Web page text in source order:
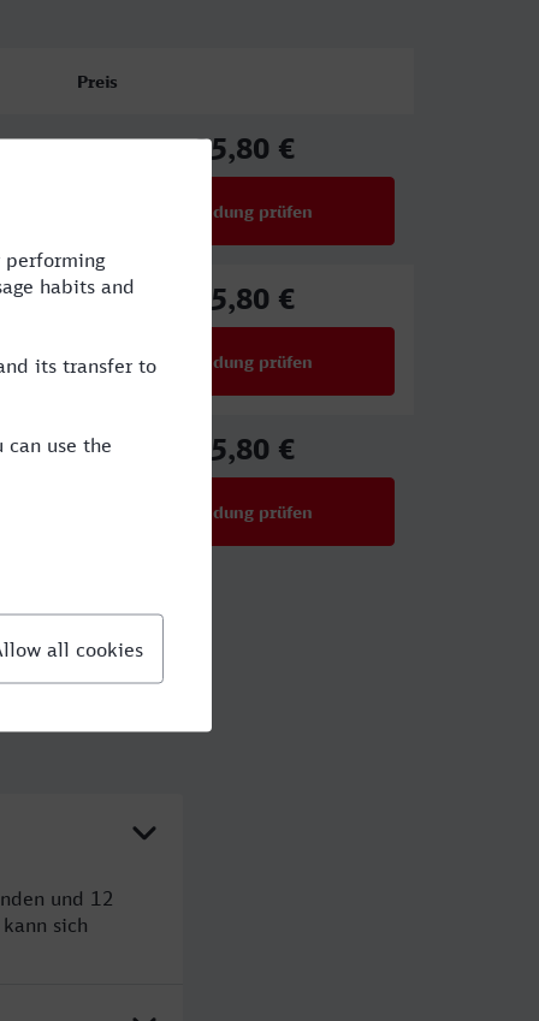
Preis
25,80 €
Verbindung prüfen
25,80 €
Verbindung prüfen
25,80 €
Verbindung prüfen
und 12
sich